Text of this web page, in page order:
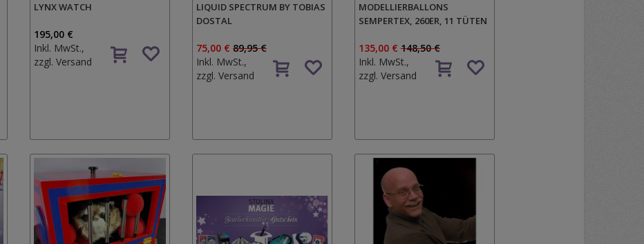
LYNX WATCH
195,00 €
Inkl. MwSt.,
zzgl. Versand
LIQUID SPECTRUM BY TOBIAS
DOSTAL
75,00 € 89,95 €
Inkl. MwSt.,
zzgl. Versand
MODELLIERBALLONS
SEMPERTEX, 260ER, 11 TÜTEN
135,00 € 148,50 €
Inkl. MwSt.,
zzgl. Versand